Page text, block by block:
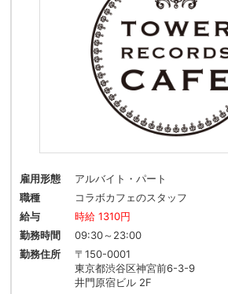
雇用形態
アルバイト・パート
職種
コラボカフェのスタッフ
給与
時給 1310円
勤務時間
09:30～23:00
勤務住所
〒150-0001
東京都渋谷区神宮前6-3-9
井門原宿ビル 2F